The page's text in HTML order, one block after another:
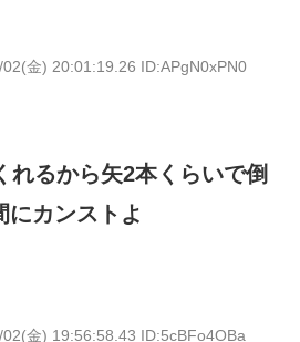
金) 20:01:19.26 ID:APgN0xPN0
れるから矢2本くらいで倒
にカンストよ
金) 19:56:58.43 ID:5cBFo4OBa